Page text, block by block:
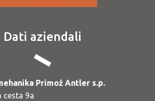
Dati aziendali
Primož Antler s.p.
cesta 9a